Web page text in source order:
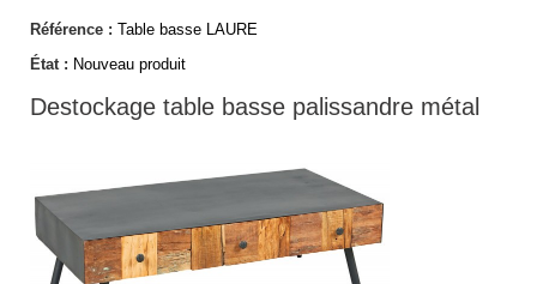
Référence : Table basse LAURE
État : Nouveau produit
Destockage table basse palissandre métal